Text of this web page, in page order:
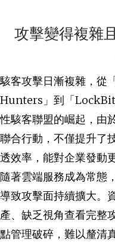
攻擊變得複雜
駭客攻擊日漸複雜，
Hunters」到「
性駭客聯盟的崛起，由
聯合行動，不僅提升了
透效率，能對企業發動
隨著雲端服務成為常態
導致攻擊面持續擴大。
產、缺乏視角查看完整
點管理破碎，難以釐清